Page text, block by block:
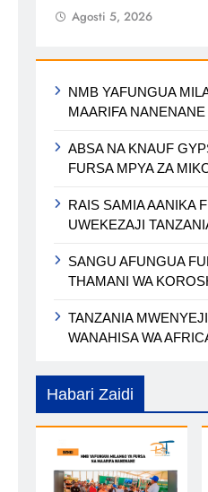
Agosti 5, 2026
NMB YAFUNGUA
MAARIFA NANENANE
ABSA NA KNAUF
FURSA MPYA ZA
RAIS SAMIA AANIKA
UWEKEZAJI
SANGU AFUNGUA
THAMANI WA
TANZANIA
WANAHISA WA
Habari Zaidi